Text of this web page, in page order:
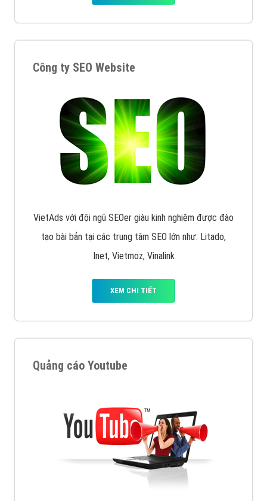
Công ty SEO Website
VietAds với đội ngũ SEOer giàu kinh nghiệm được đào
tạo bài bản tại các trung tâm SEO lớn như: Litado,
Inet, Vietmoz, Vinalink
XEM CHI TIẾT
Quảng cáo Youtube